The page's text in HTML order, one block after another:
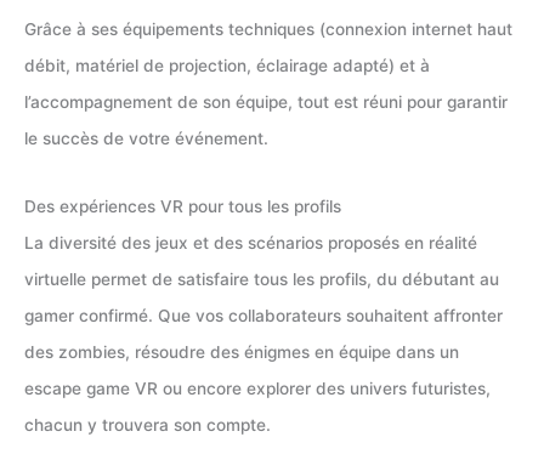
Grâce à ses équipements techniques (connexion internet haut
débit, matériel de projection, éclairage adapté) et à
l’accompagnement de son équipe, tout est réuni pour garantir
le succès de votre événement.
Des expériences VR pour tous les profils
La diversité des jeux et des scénarios proposés en réalité
virtuelle permet de satisfaire tous les profils, du débutant au
gamer confirmé. Que vos collaborateurs souhaitent affronter
des zombies, résoudre des énigmes en équipe dans un
escape game VR ou encore explorer des univers futuristes,
chacun y trouvera son compte.